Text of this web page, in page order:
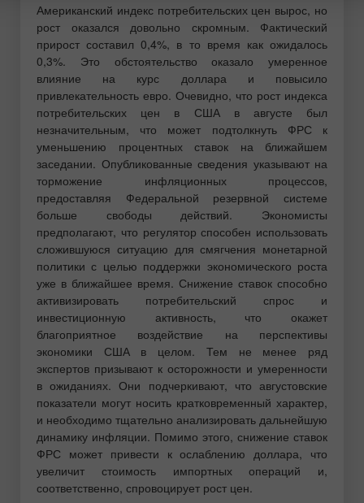
Американский индекс потребительских цен вырос, но
рост оказался довольно скромным. Фактический
прирост составил 0,4%, в то время как ожидалось
0,3%. Это обстоятельство оказало умеренное
влияние на курс доллара и повысило
привлекательность евро. Очевидно, что рост индекса
потребительских цен в США в августе был
незначительным, что может подтолкнуть ФРС к
уменьшению процентных ставок на ближайшем
заседании. Опубликованные сведения указывают на
торможение инфляционных процессов,
предоставляя Федеральной резервной системе
больше свободы действий. Экономисты
предполагают, что регулятор способен использовать
сложившуюся ситуацию для смягчения монетарной
политики с целью поддержки экономического роста
уже в ближайшее время. Снижение ставок способно
активизировать потребительский спрос и
инвестиционную активность, что окажет
благоприятное воздействие на перспективы
экономики США в целом. Тем не менее ряд
экспертов призывают к осторожности и умеренности
в ожиданиях. Они подчеркивают, что августовские
показатели могут носить кратковременный характер,
и необходимо тщательно анализировать дальнейшую
динамику инфляции. Помимо этого, снижение ставок
ФРС может привести к ослаблению доллара, что
увеличит стоимость импортных операций и,
соответственно, спровоцирует рост цен.